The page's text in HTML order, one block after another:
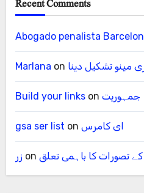
Recent Comments
Abogado penalista
Marlana on مینو تشکیل دینا
Build your linkson جمہوریت
gsa ser list on ای کامرس
زر on تصورات کا باہمی تعلق